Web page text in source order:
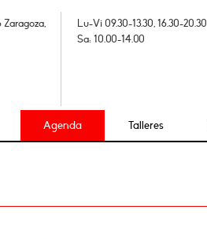
Zaragoza,
Lu-Vi 09.30-13.30, 16.30-20.30
Sa: 10.00-14.00
Agenda Talleres